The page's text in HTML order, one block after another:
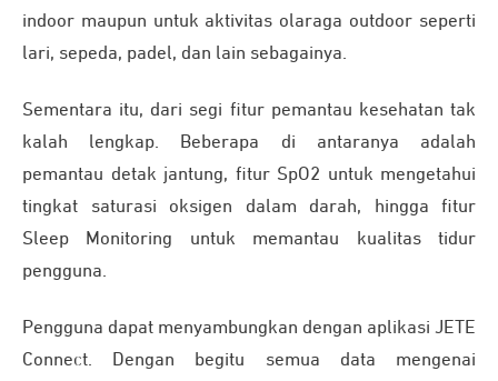
indoor maupun untuk aktivitas olaraga outdoor seperti
lari, sepeda, padel, dan lain sebagainya.
Sementara itu, dari segi fitur pemantau kesehatan tak
kalah lengkap. Beberapa di antaranya adalah
pemantau detak jantung, fitur SpO2 untuk mengetahui
tingkat saturasi oksigen dalam darah, hingga fitur
Sleep Monitoring untuk memantau kualitas tidur
pengguna.
Pengguna dapat menyambungkan dengan aplikasi JETE
Connect. Dengan begitu semua data mengenai